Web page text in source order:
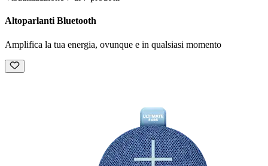
Altoparlanti Bluetooth
Amplifica la tua energia, ovunque e in qualsiasi momento